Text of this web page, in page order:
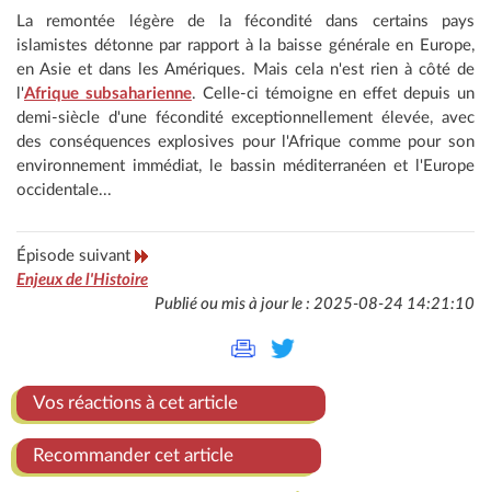
La remontée légère de la fécondité dans certains pays
islamistes détonne par rapport à la baisse générale en Europe,
en Asie et dans les Amériques. Mais cela n'est rien à côté de
l'Afrique subsaharienne. Celle-ci témoigne en effet depuis un
demi-siècle d'une fécondité exceptionnellement élevée, avec
des conséquences explosives pour l'Afrique comme pour son
environnement immédiat, le bassin méditerranéen et l'Europe
occidentale...
Épisode suivant
Enjeux de l'Histoire
Publié ou mis à jour le : 2025-08-24 14:21:10
Vos réactions à cet article
Recommander cet article